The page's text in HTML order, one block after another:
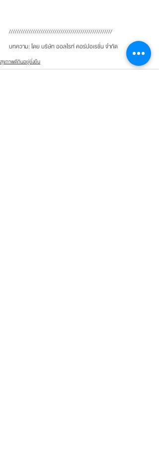
////////////////////////////////////////////////////
บทความ: โดย บริษัท ออลไรท์ คอร์ปอเรชั่น จำกัด
สุขภาพดีกินอยู่ยั่งยืน